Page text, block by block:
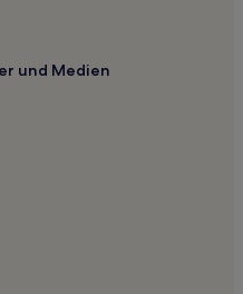
und Medien